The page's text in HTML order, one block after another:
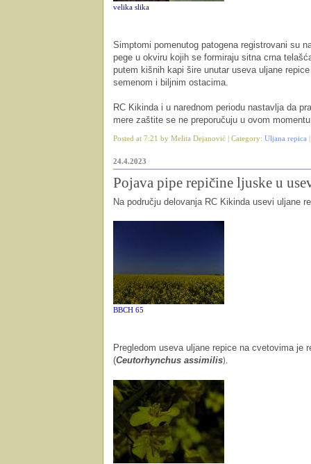
velika slika
Simptomi pomenutog patogena registrovani su
pege u okviru kojih se formiraju sitna crna
putem kišnih kapi šire unutar useva uljane
semenom i biljnim ostacima.
RC Kikinda i u narednom periodu nastavlja da
mere zaštite se ne preporučuju u ovom
Posted at 7:21 by Melita Dejanović | Category: Uljana repica
24.4.2023
Pojava pipe repičine ljuske u
Na području delovanja RC Kikinda usevi uljane
BBCH 65
Pregledom useva uljane repice na cvetovima je
(Ceutorhynchus assimilis).